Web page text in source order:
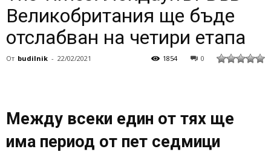
Великобритания ще бъде
отслабван на четири етапа
От budilnik - 22/02/2021 0
1854
Между всеки един от тях ще
има период от пет седмици